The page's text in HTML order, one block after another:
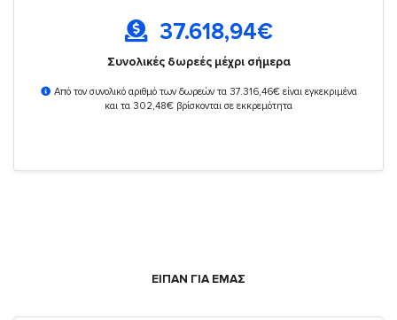
37.618,94€
Συνολικές δωρεές μέχρι σήμερα
Από τον συνολικό αριθμό των δωρεών τα 37.316,46€ είναι εγκεκριμένα
και τα 302,48€ βρίσκονται σε εκκρεμότητα
ΕΙΠΑΝ ΓΙΑ ΕΜΑΣ